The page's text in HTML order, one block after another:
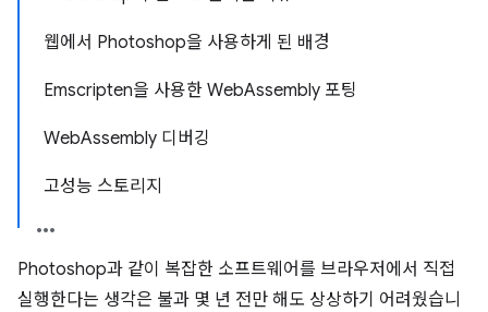
웹에서 Photoshop을 사용하게 된 배경
Emscripten을 사용한 WebAssembly 포팅
WebAssembly 디버깅
고성능 스토리지
Photoshop과 같이 복잡한 소프트웨어를 브라우저에서 직접
실행한다는 생각은 불과 몇 년 전만 해도 상상하기 어려웠습니